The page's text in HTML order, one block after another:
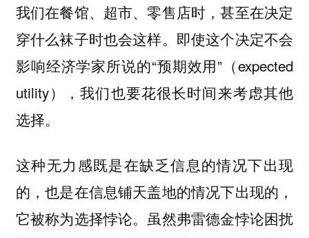
我们在餐馆、超市、零售店时，甚至在决定
穿什么袜子时也会这样。即使这个决定不会
影响经济学家所说的“预期效用”（expected
utility），我们也要花很长时间来考虑其他
选择。
这种无力感既是在缺乏信息的情况下出现
的，也是在信息铺天盖地的情况下出现的，
它被称为选择悖论。虽然弗雷德金悖论困扰